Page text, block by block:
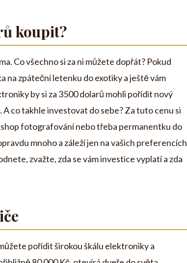
koupit?
Co všechno si za ni můžete dopřát? Pokud
na zpáteční letenku do exotiky a ještě vám
by si za 3500 dolarů mohli pořídit nový
co takhle investovat do sebe? Za tuto cenu si
fotografování nebo třeba permanentku do
mnoho a záleží jen na vašich preferencích
zvažte, zda se vám investice vyplatí a zda
pořídit širokou škálu elektroniky a